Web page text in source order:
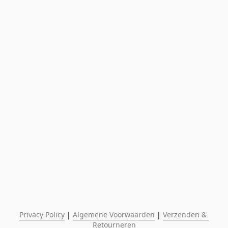
Privacy Policy | Algemene Voorwaarden | Verzenden &
Retourneren